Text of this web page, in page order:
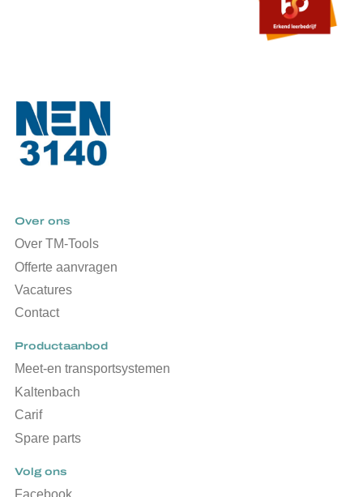
Over ons
Over TM-Tools
Offerte aanvragen
Vacatures
Contact
Productaanbod
Meet-en transportsystemen
Kaltenbach
Carif
Spare parts
Volg ons
Facebook